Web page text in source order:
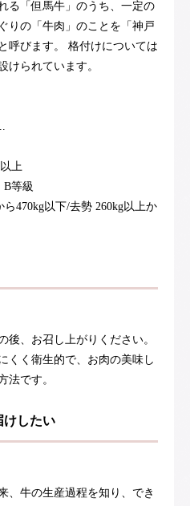
る「但馬牛」のうち、一定の
りの「牛肉」のことを「神戸
呼びます。 格付けについては
けられています。
上
等級
470kg以下/去勢 260kg以上か
後、お召し上がりください。
くく衛生的で、お肉の美味し
法です。
けしたい
、牛の生産過程を知り、でき